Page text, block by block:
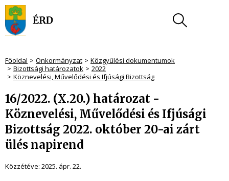
Főoldal Önkormányzat
Közgyűlési dokumentumok
Bizottsági határozatok
2022
Köznevelési, Művelődési és Ifjúsági Bizottság
16/2022. (X.20.) határozat -
Köznevelési, Művelődési és Ifjúsági
Bizottság 2022. október 20-ai zárt
ülés napirend
Közzétéve: 2025. ápr. 22.